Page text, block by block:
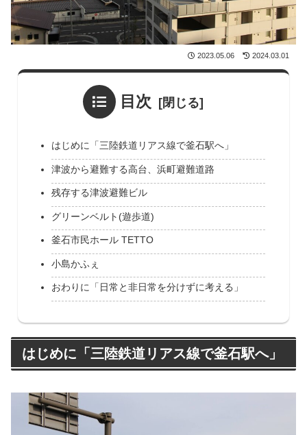
2023.05.06 2024.03.01
目次
はじめに「三陸鉄道リアス線で釜石駅へ」
津波から避難する高台、浜町避難道路
残存する津波避難ビル
グリーンベルト(遊歩道)
釜石市民ホール TETTO
小島かふぇ
おわりに「日常と非日常を分けずに考える」
はじめに「三陸鉄道リアス線で釜石駅へ」